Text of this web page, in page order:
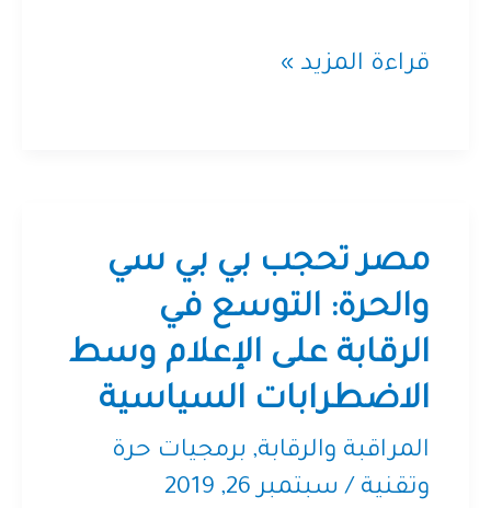
سبتمبر
حتى
الآن
عن
الرقابة
على
الإنترنت
قراءة المزيد »
مصر تحجب بي بي سي
والحرة: التوسع في
الرقابة على الإعلام وسط
الاضطرابات السياسية
المراقبة والرقابة, برمجيات حرة
وتقنية / سبتمبر 26, 2019